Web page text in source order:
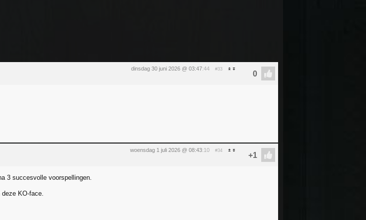
dinsdag 30 juni 2026 @ 03:47:44 #33
woensdag 1 juli 2026 @ 08:43:10 #34
3 succesvolle voorspellingen.
deze KO-face.